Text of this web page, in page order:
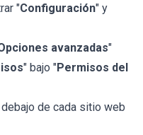
"Configuración" y
avanzadas"
" bajo "Permisos del
de cada sitio web